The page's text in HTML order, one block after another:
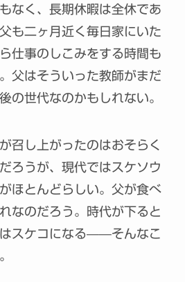
なく、長期休暇は全休であ
も二ヶ月近く毎日家にいた
仕事のしこみをする時間も
父はそういった教師がまだ
の世代なのかもしれない。
召し上がったのはおそらく
ろうが、現代ではスケソウ
ほとんどらしい。父が食べ
なのだろう。時代が下ると
スケコになる——そんなこ